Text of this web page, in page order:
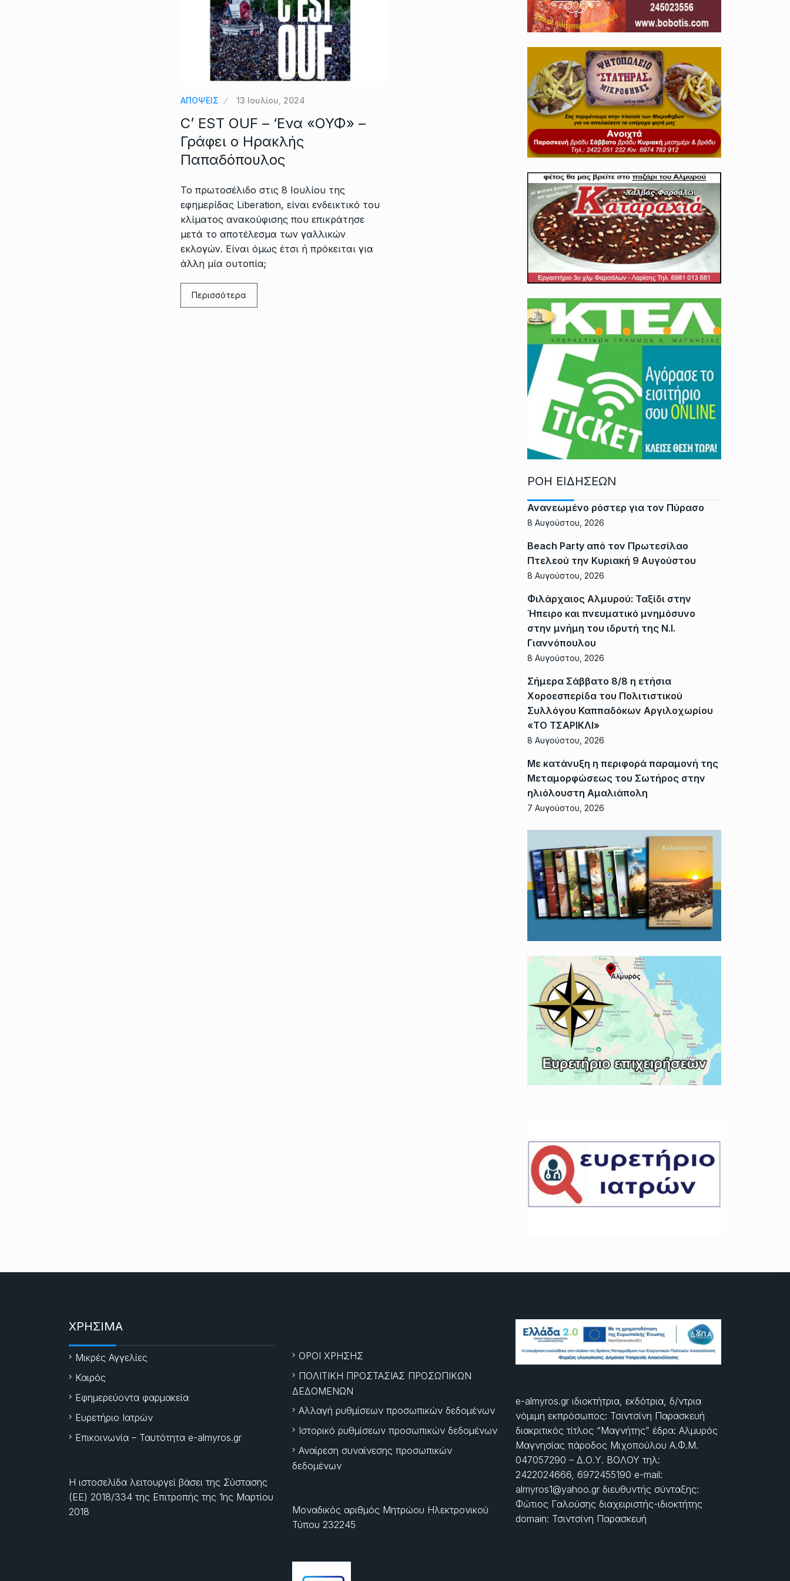
ΑΠΟΨΕΙΣ 13 Ιουλίου, 2024
C’ EST OUF – ‘Eνα «ΟΥΦ» –
Γράφει ο Ηρακλής
Παπαδόπουλος
Το πρωτοσέλιδο στις 8 Ιουλίου της
εφημερίδας Liberation, είναι ενδεικτικό του
κλίματος ανακούφισης που επικράτησε
μετά το αποτέλεσμα των γαλλικών
εκλογών. Είναι όμως έτσι ή πρόκειται για
άλλη μία ουτοπία;
Περισσότερα
ΡΟΗ ΕΙΔΗΣΕΩΝ
Ανανεωμένο ρόστερ για τον Πύρασο
8 Αυγούστου, 2026
Beach Party από τον Πρωτεσίλαο
Πτελεού την Κυριακή 9 Αυγούστου
8 Αυγούστου, 2026
Φιλάρχαιος Αλμυρού: Ταξίδι στην
Ήπειρο και πνευματικό μνημόσυνο
στην μνήμη του ιδρυτή της Ν.Ι.
Γιαννόπουλου
8 Αυγούστου, 2026
Σήμερα Σάββατο 8/8 η ετήσια
Χοροεσπερίδα του Πολιτιστικού
Συλλόγου Καππαδόκων Αργιλοχωρίου
«ΤΟ ΤΣΑΡΙΚΛΙ»
8 Αυγούστου, 2026
Με κατάνυξη η περιφορά παραμονή της
Μεταμορφώσεως του Σωτήρος στην
ηλιόλουστη Αμαλιάπολη
7 Αυγούστου, 2026
ΧΡΗΣΙΜΑ
Μικρές Αγγελίες
Καιρός
Εφημερεύοντα φαρμακεία
Ευρετήριο Ιατρών
Επικοινωνία – Ταυτότητα e-almyros.gr
Η ιστοσελίδα λειτουργεί βάσει της Σύστασης
(ΕΕ) 2018/334 της Επιτροπής της 1ης Μαρτίου
2018
ΟΡΟΙ ΧΡΗΣΗΣ
ΠΟΛΙΤΙΚΗ ΠΡΟΣΤΑΣΙΑΣ ΠΡΟΣΩΠΙΚΩΝ
ΔΕΔΟΜΕΝΩΝ
Αλλαγή ρυθμίσεων προσωπικών δεδομένων
Ιστορικό ρυθμίσεων προσωπικών δεδομένων
Αναίρεση συναίνεσης προσωπικών
δεδομένων
Μοναδικός αριθμός Μητρώου Ηλεκτρονικού
Τύπου 232245
e-almyros.gr ιδιοκτήτρια, εκδότρια, δ/ντρια
νόμιμη εκπρόσωπος: Τσιντσίνη Παρασκευή
διακριτικός τίτλος “Μαγνήτης” έδρα: Αλμυρός
Μαγνησίας πάροδος Μιχοπούλου Α.Φ.Μ.
047057290 – Δ.Ο.Υ. ΒΟΛΟΥ τηλ:
2422024666, 6972455190 e-mail:
almyros1@yahoo.gr διευθυντής σύνταξης:
Φώτιος Γαλούσης διαχειριστής-ιδιοκτήτης
domain: Τσιντσίνη Παρασκευή